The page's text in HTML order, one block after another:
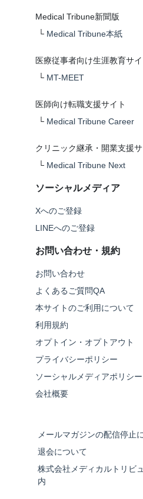
Medical Tribune新聞版
└ Medical Tribune本紙
医療従事者向け生涯教育サイ
└ MT-MEET
医師向け転職支援サイト
└ Medical Tribune Career
クリニック継承・開業支援サ
└ Medical Tribune Next
ソーシャルメディア
Xへのご登録
LINEへのご登録
お問い合わせ・規約
お問い合わせ
よくあるご質問QA
本サイトのご利用について
利用規約
オプトイン・オプトアウト
プライバシーポリシー
ソーシャルメディアポリシー
会社概要
メールマガジンの配信停止
退会について
株式会社メディカルトリビ
内